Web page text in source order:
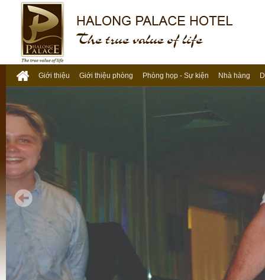
Giới thiệu Giới thiệu phòng Phòng họp - Sự kiện Nhà hàng